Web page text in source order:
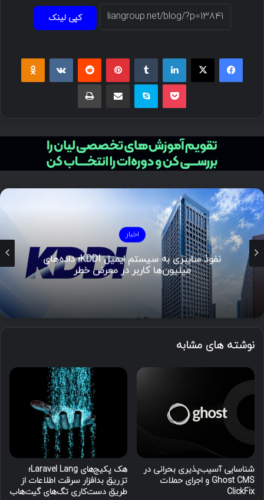
کپی لینک
اخبار
نفوذ سایبری به سیستم ایمیل KDDI؛ داده‌های
میلیون‌ها کاربر در معرض خطر
نوشته های مشابه
شناسایی آسیب‌پذیری بحرانی در
Ghost CMS و اجرای حملات
ClickFix
هک پکیج‌های Laravel Lang؛
تزریق بدافزار سرقت اطلاعات از
طریق دست‌کاری تگ‌های گیت‌هاب